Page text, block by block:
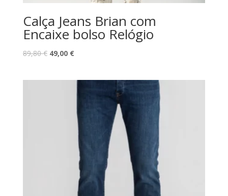
Calça Jeans Brian com
Encaixe bolso Relógio
89,80€ O
49,00 €O